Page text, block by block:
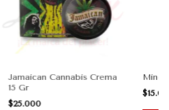
Jamaican Cannabis Crema
15 Gr
$25.000